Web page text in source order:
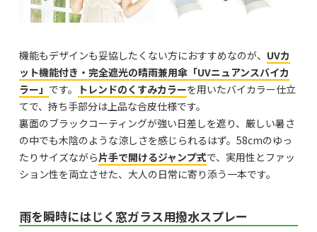
機能もデザインも妥協したくない方におすすめなのが、 UVカ
ット機能付き・完全遮光の晴雨兼用傘「UVニュアンスバイカ
ラー」 です。 トレンドのくすみカラーを用いたバイカラー仕立
てで、持ち手部分は上品な合皮仕様です。
裏面のブラックコーティングが強い日差しを遮り、厳しい暑さ
の中でも木陰のような涼しさを感じられるはず。58cmのゆっ
たりサイズながら片手で開けるジャンプ式で、実用性とファッ
ション性を両立させた、大人の日常に寄り添う一本です。
雨を瞬時にはじく窓ガラス用撥水スプレー